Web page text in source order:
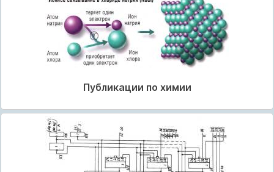
Публикации по химии